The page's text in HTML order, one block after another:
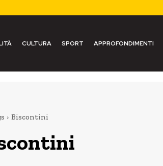
CULTURA SPORT APPROFONDIMENTI
Biscontini